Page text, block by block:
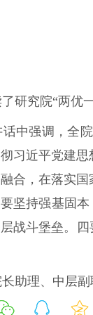
研究院“两优
话中强调，全
习近平党建
合，在落实
坚持强基固
战斗堡垒。
助理、中层副